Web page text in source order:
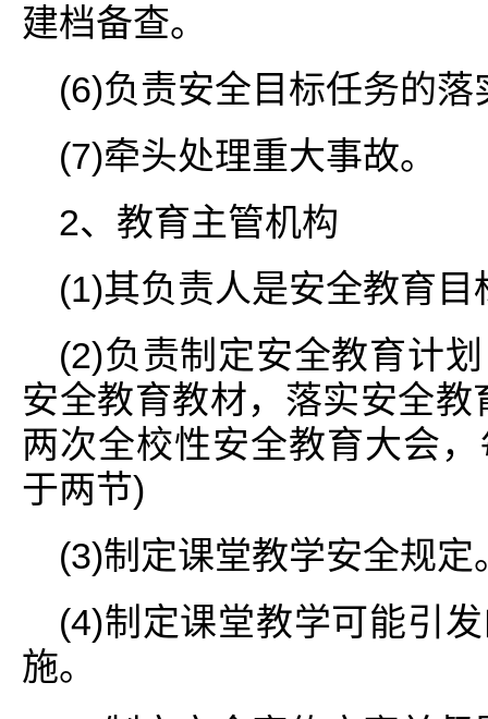
建档备查。
(6)负责安全目标任务的
(7)牵头处理重大事故。
2、教育主管机构
(1)其负责人是安全教育
(2)负责制定安全教育计
安全教育教材，落实安全
两次全校性安全教育大会
于两节)
(3)制定课堂教学安全规定
(4)制定课堂教学可能引
施。